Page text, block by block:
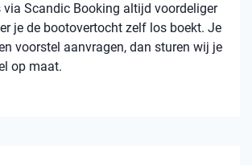
via Scandic Booking altijd voordeliger
je de bootovertocht zelf los boekt. Je
voorstel aanvragen, dan sturen wij je
op maat.